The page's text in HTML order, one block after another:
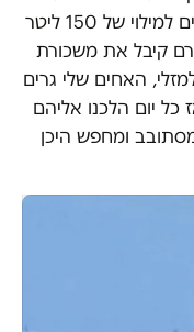
מים ממיכליות ניידות עולה 200 שקלים למילוי של 150 ליטר
קיבל את משכורת
האחים שלי גרים
יום הלכנו אליהם
ומחפש היכן